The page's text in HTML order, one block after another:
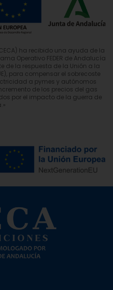
ha recibido una ayuda de la
Operativo FEDER de Andalucía
de la respuesta de la Unión a la
para compensar el sobrecoste
a pymes y autónomos
de los precios del gas
por el impacto de la guerra de